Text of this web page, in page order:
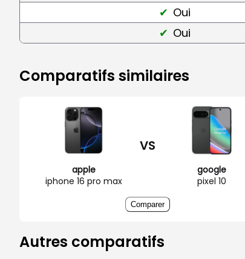
Oui
Oui
Comparatifs similaires
apple
iphone 16 pro max
VS
google
pixel 10
Comparer
Autres comparatifs